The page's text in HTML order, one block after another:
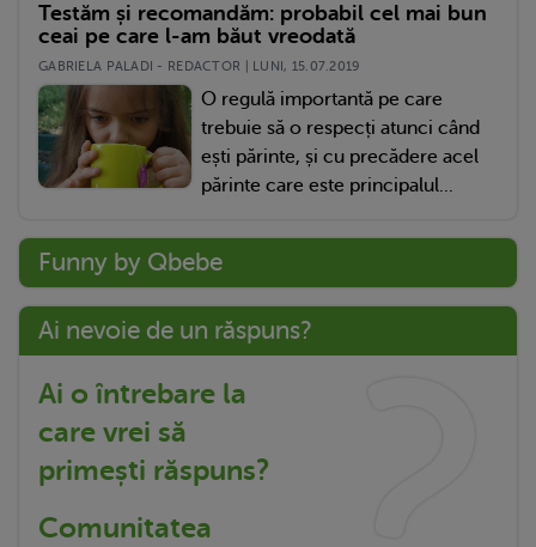
Testăm și recomandăm: probabil cel mai bun
ceai pe care l-am băut vreodată
GABRIELA PALADI - REDACTOR | LUNI, 15.07.2019
O regulă importantă pe care
trebuie să o respecți atunci când
ești părinte, și cu precădere acel
părinte care este principalul...
Funny by Qbebe
Ai nevoie de un răspuns?
Ai o întrebare la
care vrei să
primești răspuns?
Comunitatea